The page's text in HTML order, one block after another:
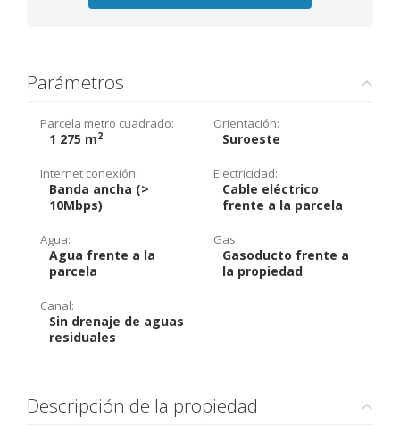
Parámetros
Parcela metro cuadrado:
1 275 m2
Orientación:
Suroeste
Internet conexión:
Banda ancha (>
10Mbps)
Electricidad:
Cable eléctrico
frente a la parcela
Agua:
Agua frente a la
parcela
Gas:
Gasoducto frente a
la propiedad
Canal:
Sin drenaje de aguas
residuales
Descripción de la propiedad